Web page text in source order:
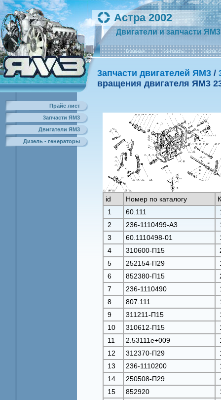
Астра 2002
Двигатели и запчасти ЯМ3
Главная | Контакты | Карта
Прайс лист
3апчасти ЯМ3
Двигатели ЯМ3
Дизель - генераторы
3апчасти двигателей ЯМ3 /
вращения двигателя ЯM3
id Номер по каталогу
1
60.111
2
236-1110499-А3
3
60.1110498-01
4
310600-П15
5
252154-П29
6
852380-П15
7
236-1110490
8
807.111
9
311211-П15
10
310612-П15
11
2.53111e+009
12
312370-П29
13
236-1110200
14
250508-П29
15
852920